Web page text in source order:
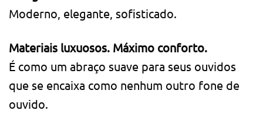
Moderno, elegante, sofisticado.
Materiais luxuosos. Máximo conforto.
É como um abraço suave para seus ouvidos
que se encaixa como nenhum outro fone de
ouvido.